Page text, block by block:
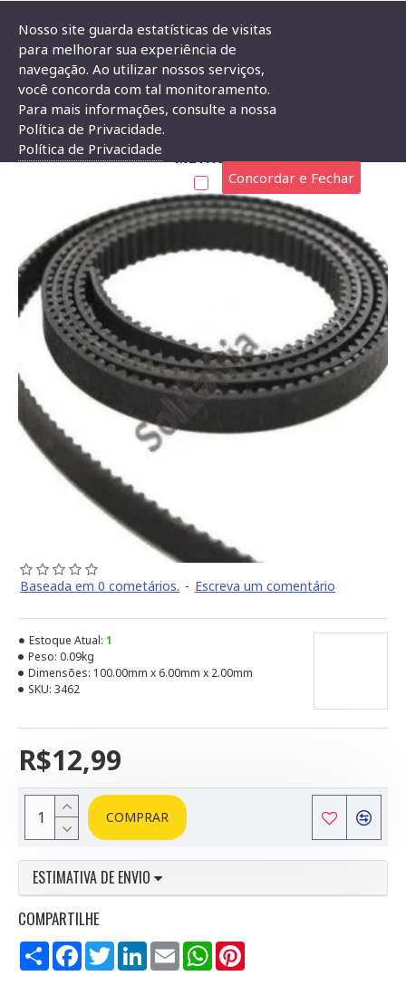
Correia Dentada GT2 6mm Passo 2mm (1 Metro)
CORREIA DENTADA GT2 6MM PASSO 2MM (1
METRO)
Baseada em 0 cometários. - Escreva um comentário
R$12,99
Estoque Atual: 1
Peso: 0.09kg
Dimensões: 100.00mm x 6.00mm x 2.00mm
SKU: 3462
COMPRAR
ESTIMATIVA DE ENVIO
COMPARTILHE
Compartilhar
FacebookTwitterLinkedInEmail WhatsApp
Nosso site guarda estatísticas de visitas
para melhorar sua experiência de
navegação. Ao utilizar nossos serviços,
você concorda com tal monitoramento.
Para mais informações, consulte a nossa
Política de Privacidade.
Política de Privacidade
Concordar e Fechar